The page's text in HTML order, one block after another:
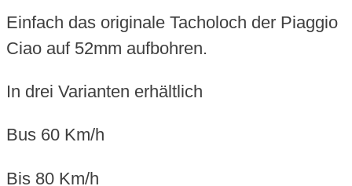
Einfach das originale Tacholoch der Piaggio
Ciao auf 52mm aufbohren.
In drei Varianten erhältlich
Bus 60 Km/h
Bis 80 Km/h